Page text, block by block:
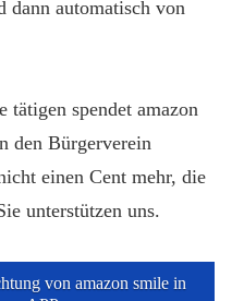
dann automatisch von
tätigen spendet amazon
den Bürgerverein
einen Cent mehr, die
unterstützen uns.
von amazon smile in